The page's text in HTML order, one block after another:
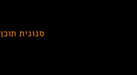
סנונית